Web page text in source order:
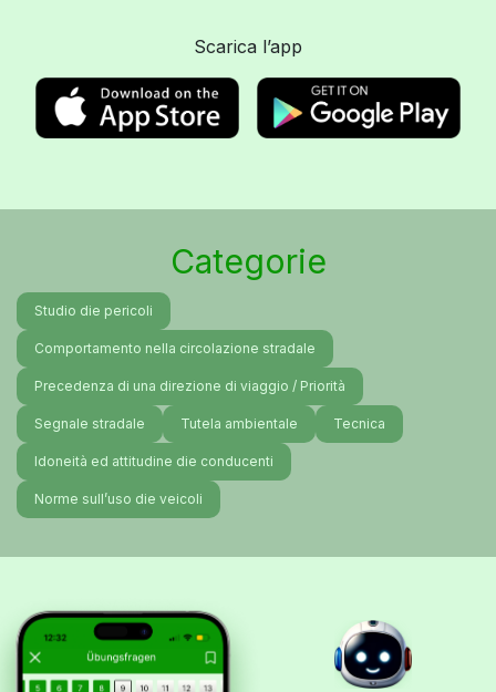
Scarica l’app
Categorie
Studio die pericoli
Comportamento nella circolazione stradale
Precedenza di una direzione di viaggio / Priorità
Segnale stradale Tutela ambientale Tecnica
Idoneità ed attitudine die conducenti
Norme sull’uso die veicoli